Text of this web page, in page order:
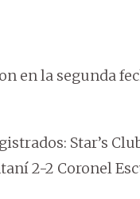
en la segunda
Star’s
2-2 Coronel